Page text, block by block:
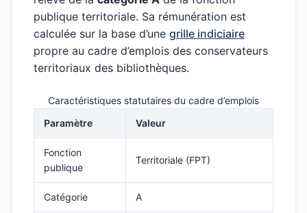
publique territoriale. Sa rémunération est
calculée sur la base d’une grille indiciaire
propre au cadre d’emplois des conservateurs
territoriaux des bibliothèques.
Caractéristiques statutaires du cadre d’emplois
Paramètre
Valeur
Fonction
publique
Territoriale (FPT)
Catégorie A